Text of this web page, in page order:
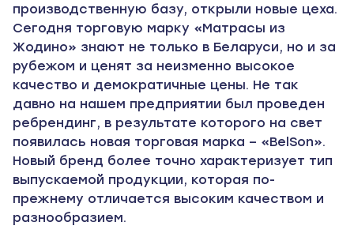
производственную базу, открыли новые цеха.
Сегодня торговую марку «Матрасы из
Жодино» знают не только в Беларуси, но и за
рубежом и ценят за неизменно высокое
качество и демократичные цены. Не так
давно на нашем предприятии был проведен
ребрендинг, в результате которого на свет
появилась новая торговая марка – «BelSon».
Новый бренд более точно характеризует тип
выпускаемой продукции, которая по-
прежнему отличается высоким качеством и
разнообразием.